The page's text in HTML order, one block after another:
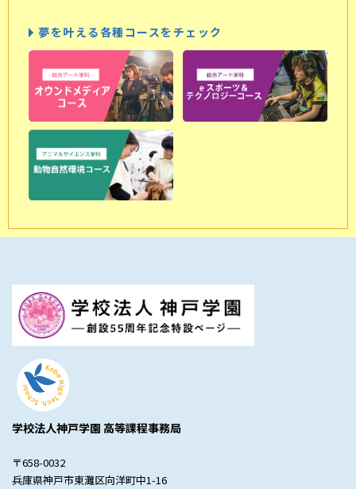
夢を叶える各種コースをチェック
学校法人神戸学園 高等課程事務局
〒658-0032
兵庫県神戸市東灘区向洋町中1-16